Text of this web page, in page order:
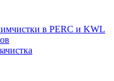
в PERC и KWL